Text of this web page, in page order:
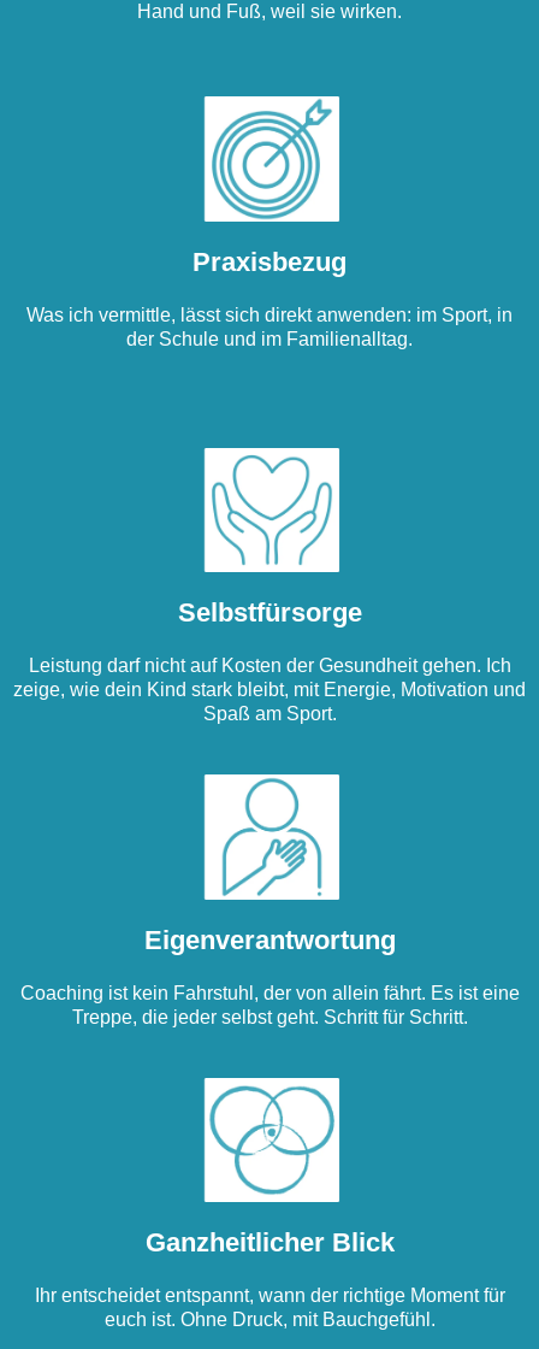
Hand und Fuß, weil sie wirken.
Praxisbezug
Was ich vermittle, lässt sich direkt anwenden: im Sport, in
der Schule und im Familienalltag.
Selbstfürsorge
Leistung darf nicht auf Kosten der Gesundheit gehen. Ich
zeige, wie dein Kind stark bleibt, mit Energie, Motivation und
Spaß am Sport.
Eigenverantwortung
Coaching ist kein Fahrstuhl, der von allein fährt. Es ist eine
Treppe, die jeder selbst geht. Schritt für Schritt.
Ganzheitlicher Blick
Ihr entscheidet entspannt, wann der richtige Moment für
euch ist. Ohne Druck, mit Bauchgefühl.